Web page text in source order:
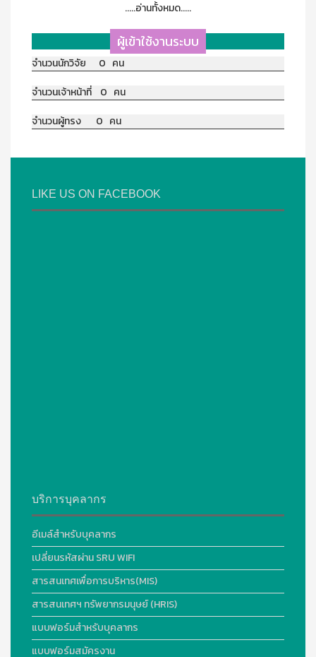
.....อ่านทั้งหมด.....
ผู้เข้าใช้งานระบบ
จำนวนนักวิจัย 0 คน
จำนวนเจ้าหน้าที่ 0 คน
จำนวนผู้ทรง 0 คน
LIKE US ON FACEBOOK
บริการบุคลากร
อีเมล์สำหรับบุคลากร
เปลี่ยนรหัสผ่าน SRU WIFI
สารสนเทศเพื่อการบริหาร(MIS)
สารสนเทศฯ ทรัพยากรมนุษย์ (HRIS)
แบบฟอร์มสำหรับบุคลากร
แบบฟอร์มสมัครงาน